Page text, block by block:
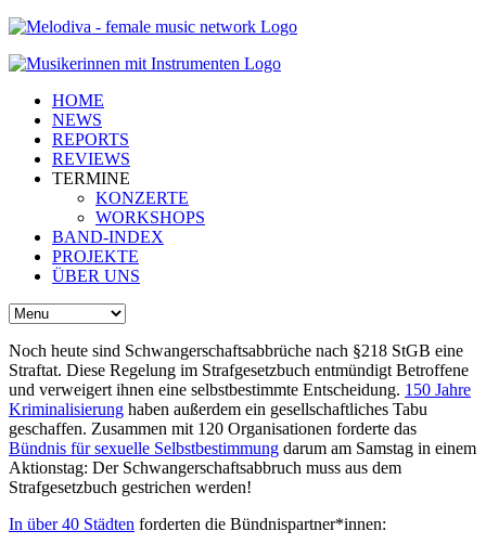
HOME
NEWS
REPORTS
REVIEWS
TERMINE
KONZERTE
WORKSHOPS
BAND-INDEX
PROJEKTE
ÜBER UNS
Noch heute sind Schwangerschaftsabbrüche nach §218 StGB eine
Straftat. Diese Regelung im Strafgesetzbuch entmündigt Betroffene
und verweigert ihnen eine selbstbestimmte Entscheidung. 150 Jahre
Kriminalisierung haben außerdem ein gesellschaftliches Tabu
geschaffen. Zusammen mit 120 Organisationen forderte das
Bündnis für sexuelle Selbstbestimmung darum am Samstag in einem
Aktionstag: Der Schwangerschaftsabbruch muss aus dem
Strafgesetzbuch gestrichen werden!
In über 40 Städten forderten die Bündnispartner*innen: